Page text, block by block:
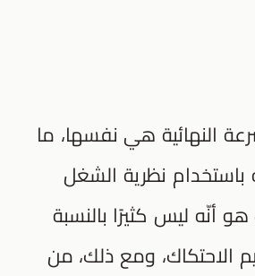
النهائية هي نفسها، ما
باستخدام نظرية الشغل
أنّه ليس كثيرًا بالنسبة
ومع ذلك، من